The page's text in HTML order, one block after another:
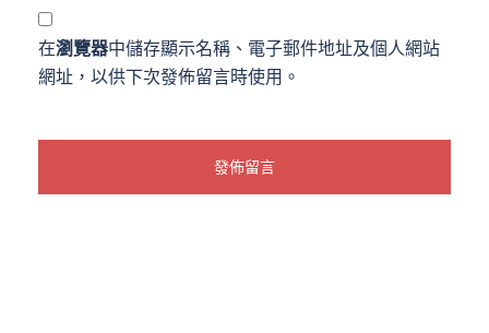
在瀏覽器中儲存顯示名稱、電子郵件地址及個人網站
網址，以供下次發佈留言時使用。